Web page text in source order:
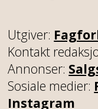
Utgiver:
Kontakt
Annonser:
Sosiale medier:
Instagram